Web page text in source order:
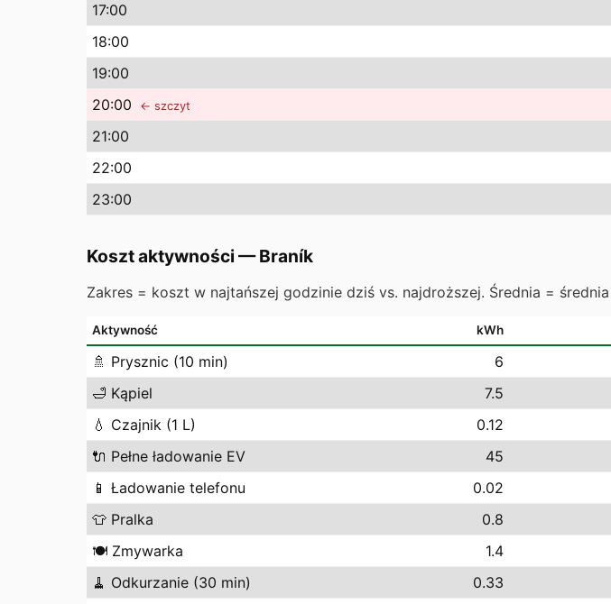
17:00
18:00
19:00
20:00 ← szczyt
21:00
22:00
23:00
Koszt aktywności —Braník
Zakres = koszt w najtańszej godzinie dziś vs. najdroższej. Średnia =
Aktywność kWh
🚿 Prysznic (10 min) 6
🛁 Kąpiel 7.5
💧 Czajnik (1 L) 0.12
🔌 Pełne ładowanie EV 45
📱 Ładowanie telefonu 0.02
👕 Pralka 0.8
🍽️ Zmywarka 1.4
🧹 Odkurzanie (30 min) 0.33